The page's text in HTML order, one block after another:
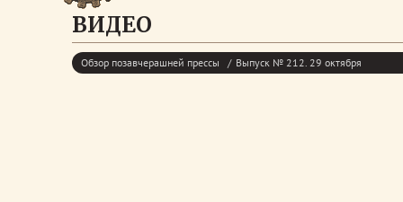
ВИДЕО
Обзор позавчерашней прессы Выпуск № 212. 29 октября